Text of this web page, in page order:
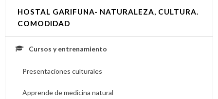
HOSTAL GARIFUNA- NATURALEZA, CULTURA.
COMODIDAD
Cursos y entrenamiento
Presentaciones culturales
Apprende de medicina natural